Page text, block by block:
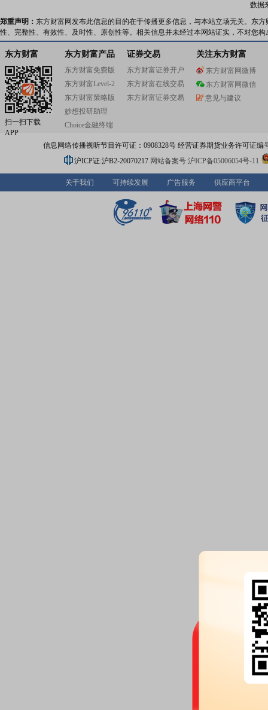
数据
郑重声明： 东方财富网发布此信息的目的在于传播更多信息，与本站立场无关。东
性、完整性、有效性、及时性、原创性等。相关信息并未经过本网站证实，不对您
东方财富
扫一扫下载
APP
东方财富产品
东方财富免费版
东方财富Level-2
东方财富策略版
妙想投研助理
Choice金融终端
证券交易
东方财富证券开户
东方财富在线交易
东方财富证券交易
关注东方财富
东方财富网微博
东方财富网微信
意见与建议
信息网络传播视听节目许可证：0908328号 经营证券期货业务许可证编
沪ICP证:沪B2-20070217 网站备案号:沪ICP备05006054号-11
关于我们 可持续发展 广告服务 供应商平台